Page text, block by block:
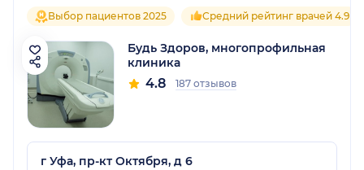
Выбор пациентов 2025 Средний рейтинг врачей 4.9
Будь Здоров, многопрофильная
клиника
4.8 187 отзывов
г Уфа, пр-кт Октября, д 6